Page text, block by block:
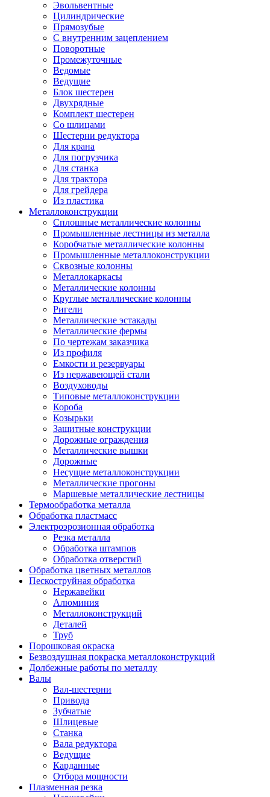
Эвольвентные
Цилиндрические
Прямозубые
С внутренним зацеплением
Поворотные
Промежуточные
Ведомые
Ведущие
Блок шестерен
Двухрядные
Комплект шестерен
Со шлицами
Шестерни редуктора
Для крана
Для погрузчика
Для станка
Для трактора
Для грейдера
Из пластика
Металлоконструкции
Сплошные металлические колонны
Промышленные лестницы из металла
Коробчатые металлические колонны
Промышленные металлоконструкции
Сквозные колонны
Металлокаркасы
Металлические колонны
Круглые металлические колонны
Ригели
Металлические эстакады
Металлические фермы
По чертежам заказчика
Из профиля
Емкости и резервуары
Из нержавеющей стали
Воздуховоды
Типовые металлоконструкции
Короба
Козырьки
Защитные конструкции
Дорожные ограждения
Металлические вышки
Дорожные
Несущие металлоконструкции
Металлические прогоны
Маршевые металлические лестницы
Термообработка металла
Обработка пластмасс
Электроэрозионная обработка
Резка металла
Обработка штампов
Обработка отверстий
Обработка цветных металлов
Пескоструйная обработка
Нержавейки
Алюминия
Металлоконструкций
Деталей
Труб
Порошковая окраска
Безвоздушная покраска металлоконструкций
Долбежные работы по металлу
Валы
Вал-шестерни
Привода
Зубчатые
Шлицевые
Станка
Вала редуктора
Ведущие
Карданные
Отбора мощности
Плазменная резка